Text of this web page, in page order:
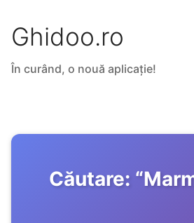
Ghidoo.ro
În curând, o nouă aplicație!
Căutare: “